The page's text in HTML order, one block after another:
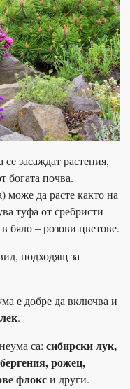
засаждат растения,
богата почва.
може да расте както на
туфа от сребристи
бяло – розови цветове.
подходящ за
е добре да включва и
.
са: сибирски лук,
рожец,
флокси други.